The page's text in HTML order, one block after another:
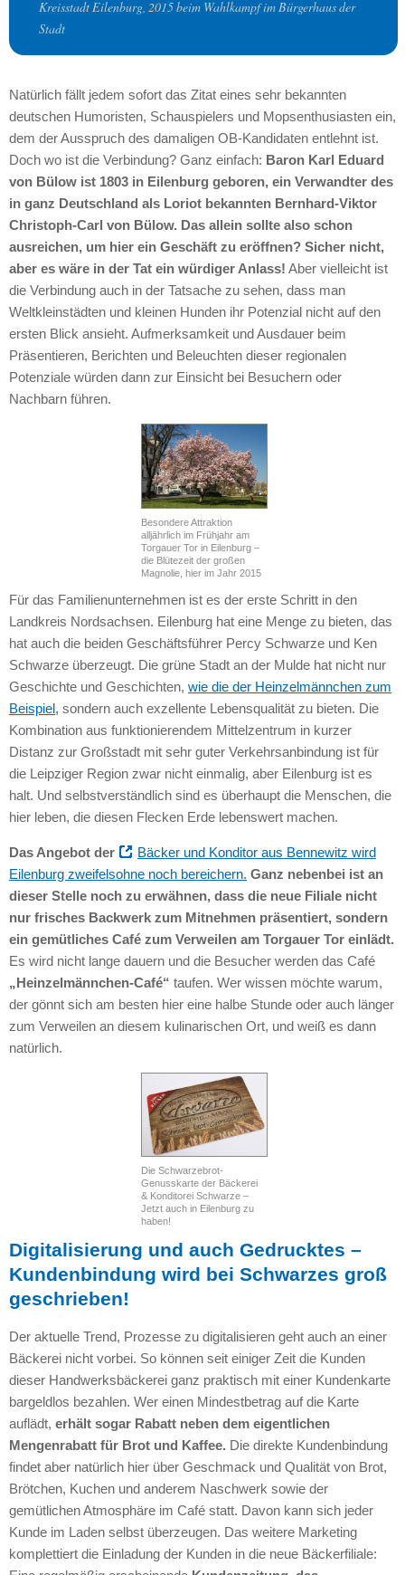
Kreisstadt Eilenburg, 2015 beim Wahlkampf im Bürgerhaus der
Stadt
Natürlich fällt jedem sofort das Zitat eines sehr bekannten
deutschen Humoristen, Schauspielers und Mopsenthusiasten ein,
dem der Ausspruch des damaligen OB-Kandidaten entlehnt ist.
Doch wo ist die Verbindung? Ganz einfach: Baron Karl Eduard
von Bülow ist 1803 in Eilenburg geboren, ein Verwandter des
in ganz Deutschland als Loriot bekannten Bernhard-Viktor
Christoph-Carl von Bülow. Das allein sollte also schon
ausreichen, um hier ein Geschäft zu eröffnen? Sicher nicht,
aber es wäre in der Tat ein würdiger Anlass! Aber vielleicht ist
die Verbindung auch in der Tatsache zu sehen, dass man
Weltkleinstädten und kleinen Hunden ihr Potenzial nicht auf den
ersten Blick ansieht. Aufmerksamkeit und Ausdauer beim
Präsentieren, Berichten und Beleuchten dieser regionalen
Potenziale würden dann zur Einsicht bei Besuchern oder
Nachbarn führen.
Besondere Attraktion
alljährlich im Frühjahr am
Torgauer Tor in Eilenburg –
die Blütezeit der großen
Magnolie, hier im Jahr 2015
Für das Familienunternehmen ist es der erste Schritt in den
Landkreis Nordsachsen. Eilenburg hat eine Menge zu bieten, das
hat auch die beiden Geschäftsführer Percy Schwarze und Ken
Schwarze überzeugt. Die grüne Stadt an der Mulde hat nicht nur
Geschichte und Geschichten, wie die der Heinzelmännchen zum
Beispiel, sondern auch exzellente Lebensqualität zu bieten. Die
Kombination aus funktionierendem Mittelzentrum in kurzer
Distanz zur Großstadt mit sehr guter Verkehrsanbindung ist für
die Leipziger Region zwar nicht einmalig, aber Eilenburg ist es
halt. Und selbstverständlich sind es überhaupt die Menschen, die
hier leben, die diesen Flecken Erde lebenswert machen.
Das Angebot der
Bäcker und Konditor aus Bennewitz wird
Eilenburg zweifelsohne noch bereichern. Ganz nebenbei ist an
dieser Stelle noch zu erwähnen, dass die neue Filiale nicht
nur frisches Backwerk zum Mitnehmen präsentiert, sondern
ein gemütliches Café zum Verweilen am Torgauer Tor einlädt.
Es wird nicht lange dauern und die Besucher werden das Café
„Heinzelmännchen-Café“ taufen. Wer wissen möchte warum,
der gönnt sich am besten hier eine halbe Stunde oder auch länger
zum Verweilen an diesem kulinarischen Ort, und weiß es dann
natürlich.
Die Schwarzebrot-
Genusskarte der Bäckerei
& Konditorei Schwarze –
Jetzt auch in Eilenburg zu
haben!
Digitalisierung und auch Gedrucktes –
Kundenbindung wird bei Schwarzes groß
geschrieben!
Der aktuelle Trend, Prozesse zu digitalisieren geht auch an einer
Bäckerei nicht vorbei. So können seit einiger Zeit die Kunden
dieser Handwerksbäckerei ganz praktisch mit einer Kundenkarte
bargeldlos bezahlen. Wer einen Mindestbetrag auf die Karte
auflädt, erhält sogar Rabatt neben dem eigentlichen
Mengenrabatt für Brot und Kaffee. Die direkte Kundenbindung
findet aber natürlich hier über Geschmack und Qualität von Brot,
Brötchen, Kuchen und anderem Naschwerk sowie der
gemütlichen Atmosphäre im Café statt. Davon kann sich jeder
Kunde im Laden selbst überzeugen. Das weitere Marketing
komplettiert die Einladung der Kunden in die neue Bäckerfiliale: